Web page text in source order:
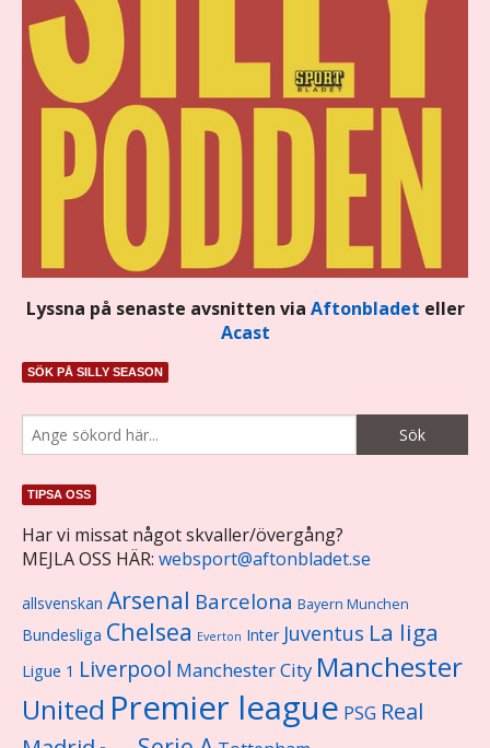
Lyssna på senaste avsnitten via Aftonbladet eller
Acast
SÖK PÅ SILLY SEASON
TIPSA OSS
Har vi missat något skvaller/övergång?
MEJLA OSS HÄR: websport@aftonbladet.se
allsvenskan Arsenal Barcelona Bayern Munchen
Bundesliga Chelsea Everton Inter Juventus La liga
Ligue 1 Liverpool Manchester City Manchester
United Premier league PSG Real